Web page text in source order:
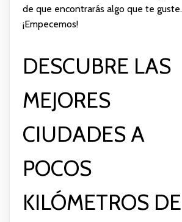
de que encontrarás algo que te guste.
¡Empecemos!
DESCUBRE LAS
MEJORES
CIUDADES A
POCOS
KILÓMETROS DE